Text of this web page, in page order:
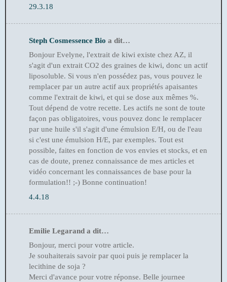
29.3.18
Steph Cosmessence Bio a dit…
Bonjour Evelyne, l'extrait de kiwi existe chez AZ, il
s'agit d'un extrait CO2 des graines de kiwi, donc un actif
liposoluble. Si vous n'en possédez pas, vous pouvez le
remplacer par un autre actif aux propriétés apaisantes
comme l'extrait de kiwi, et qui se dose aux mêmes %.
Tout dépend de votre recette. Les actifs ne sont de toute
façon pas obligatoires, vous pouvez donc le remplacer
par une huile s'il s'agit d'une émulsion E/H, ou de l'eau
si c'est une émulsion H/E, par exemples. Tout est
possible, faites en fonction de vos envies et stocks, et en
cas de doute, prenez connaissance de mes articles et
vidéo concernant les connaissances de base pour la
formulation!! ;-) Bonne continuation!
4.4.18
Emilie Legarand a dit…
Bonjour, merci pour votre article.
Je souhaiterais savoir par quoi puis je remplacer la
lecithine de soja ?
Merci d'avance pour votre réponse. Belle journee